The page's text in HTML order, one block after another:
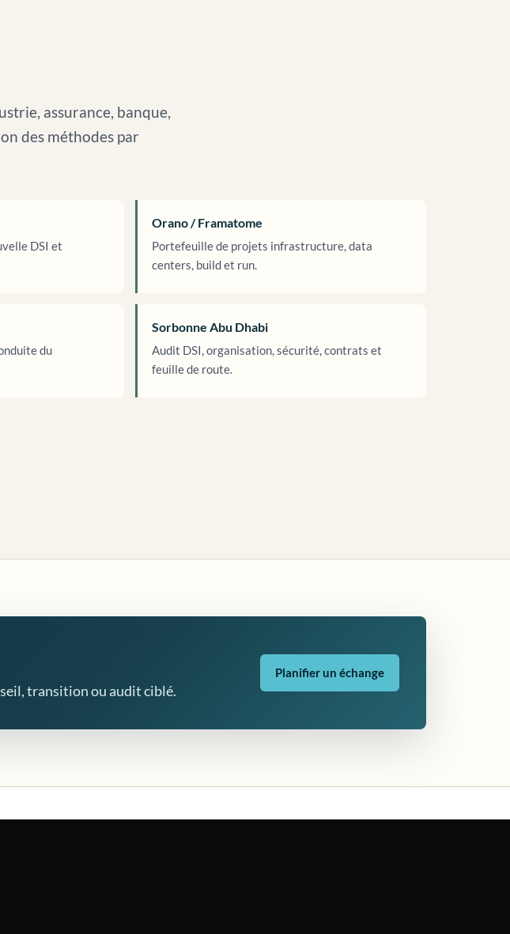
assurance, banque,
des méthodes par
DSI et
Orano / Framatome
Portefeuille de projets infrastructure, data
centers, build et run.
du
Sorbonne Abu Dhabi
Audit DSI, organisation, sécurité, contrats et
feuille de route.
transition ou audit ciblé.
Planifier un échange